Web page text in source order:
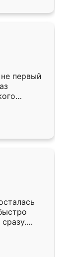
первый
раз
из
к
даже